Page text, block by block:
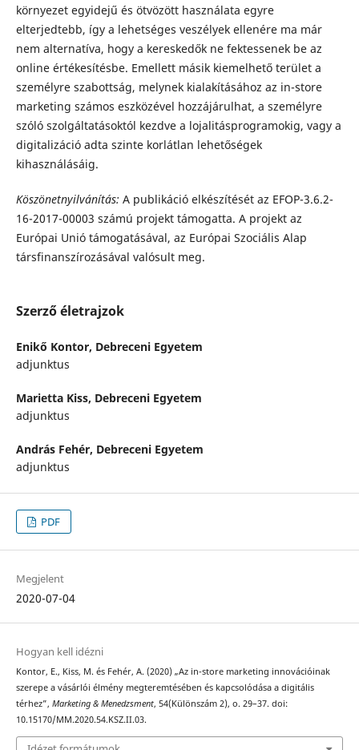
környezet egyidejű és ötvözött használata egyre
elterjedtebb, így a lehetséges veszélyek ellenére ma már
nem alternatíva, hogy a kereskedők ne fektessenek be az
online értékesítésbe. Emellett másik kiemelhető terület a
személyre szabottság, melynek kialakításához az in-store
marketing számos eszközével hozzájárulhat, a személyre
szóló szolgáltatásoktól kezdve a lojalitásprogramokig, vagy a
digitalizáció adta szinte korlátlan lehetőségek
kihasználásáig.
Köszönetnyilvánítás: A publikáció elkészítését az EFOP-3.6.2-
16-2017-00003 számú projekt támogatta. A projekt az
Európai Unió támogatásával, az Európai Szociális Alap
társfinanszírozásával valósult meg.
Szerző életrajzok
Enikő Kontor, Debreceni Egyetem
adjunktus
Marietta Kiss, Debreceni Egyetem
adjunktus
András Fehér, Debreceni Egyetem
adjunktus
PDF
Megjelent
2020-07-04
Hogyan kell idézni
Kontor, E., Kiss, M. és Fehér, A. (2020) „Az in-store marketing innovációinak
szerepe a vásárlói élmény megteremtésében és kapcsolódása a digitális
térhez”, Marketing & Menedzsment, 54(Különszám 2), o. 29–37. doi:
10.15170/MM.2020.54.KSZ.II.03.